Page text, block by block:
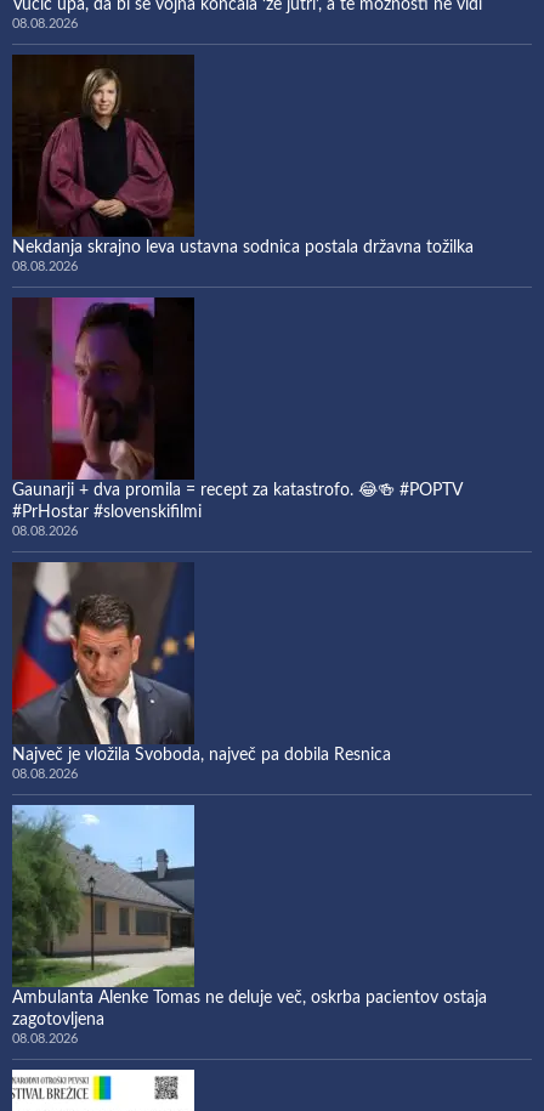
Vučić upa, da bi se vojna končala ‘že jutri’, a te možnosti ne vidi
08.08.2026
Nekdanja skrajno leva ustavna sodnica postala državna tožilka
08.08.2026
Gaunarji + dva promila = recept za katastrofo. 😂🍻 #POPTV
#PrHostar #slovenskifilmi
08.08.2026
Največ je vložila Svoboda, največ pa dobila Resnica
08.08.2026
Ambulanta Alenke Tomas ne deluje več, oskrba pacientov ostaja
zagotovljena
08.08.2026